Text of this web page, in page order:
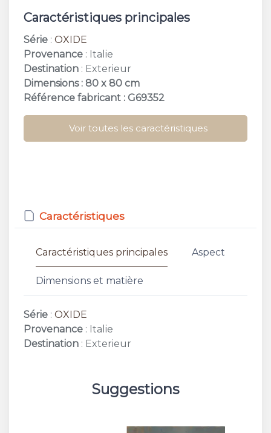
Caractéristiques principales
Série : OXIDE
Provenance : Italie
Destination : Exterieur
Dimensions : 80 x 80 cm
Référence fabricant : G69352
Voir toutes les caractéristiques
Caractéristiques
Caractéristiques principales Aspect
Dimensions et matière
Série : OXIDE
Provenance : Italie
Destination : Exterieur
Suggestions